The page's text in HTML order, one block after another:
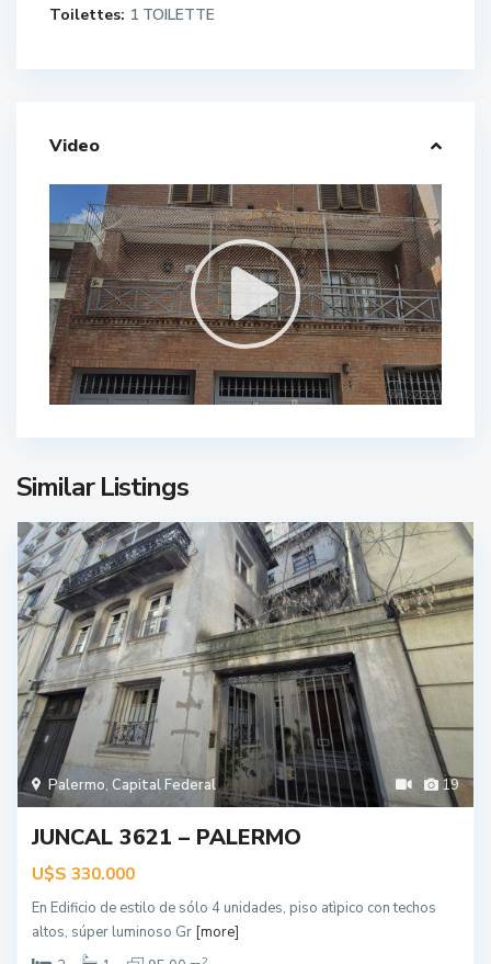
Toilettes: 1 TOILETTE
Video
Similar Listings
19
Palermo, Capital Federal
JUNCAL 3621 – PALERMO
U$S 330.000
En Edificio de estilo de sólo 4 unidades, piso atìpico con techos
altos, súper luminoso Gr [more]
2